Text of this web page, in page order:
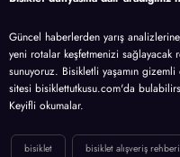
Güncel haberlerden yarış
yeni rotalar keşfetmenizi sağlayacak
sunuyoruz. Bisikletli yaşamın gizemli
sitesi bisiklettutkusu.com'da
Keyifli okumalar.
bisiklet bisiklet alışveriş rehberi